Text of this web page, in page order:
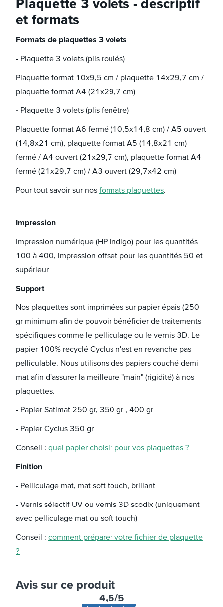
Plaquette 3 volets - descriptif
et formats
Formats de plaquettes 3 volets
- Plaquette 3 volets (plis roulés)
Plaquette format 10x9,5 cm / plaquette 14x29,7 cm /
plaquette format A4 (21x29,7 cm)
- Plaquette 3 volets (plis fenêtre)
Plaquette format A6 fermé (10,5x14,8 cm) / A5 ouvert
(14,8x21 cm), plaquette format A5 (14,8x21 cm)
fermé / A4 ouvert (21x29,7 cm), plaquette format A4
fermé (21x29,7 cm) / A3 ouvert (29,7x42 cm)
Pour tout savoir sur nos formats plaquettes.
Impression
Impression numérique (HP indigo) pour les quantités
100 à 400, impression offset pour les quantités 50 et
supérieur
Support
Nos plaquettes sont imprimées sur papier épais (250
gr minimum afin de pouvoir bénéficier de traitements
spécifiques comme le pelliculage ou le vernis 3D. Le
papier 100% recyclé Cyclus n'est en revanche pas
pelliculable. Nous utilisons des papiers couché demi
mat afin d'assurer la meilleure "main" (rigidité) à nos
plaquettes.
- Papier Satimat 250 gr, 350 gr , 400 gr
- Papier Cyclus 350 gr
Conseil : quel papier choisir pour vos plaquettes ?
Finition
- Pelliculage mat, mat soft touch, brillant
- Vernis sélectif UV ou vernis 3D scodix (uniquement
avec pelliculage mat ou soft touch)
Conseil : comment préparer votre fichier de plaquette
?
Avis sur ce produit
4,5/5